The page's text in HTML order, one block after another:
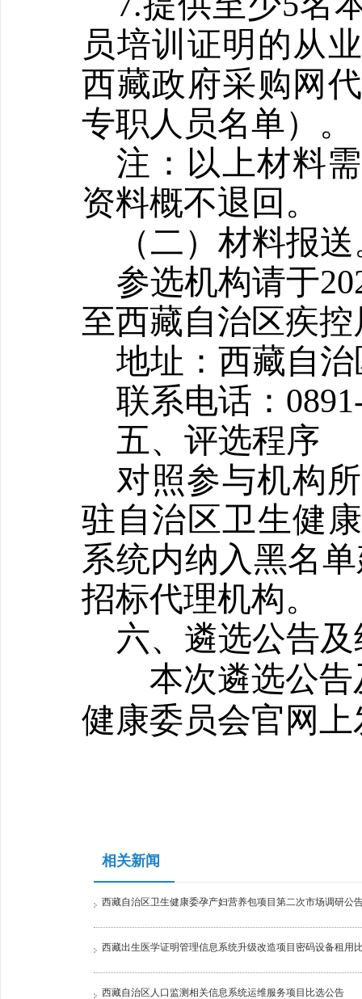
员培训证明的从
西藏政府采购网
专职人员名单）。
注： 以上材料
资料概不退回。
（二）材料报
参选机构请于
至西藏自治区疾控
地址：西藏自
联系电话：
五、评选程序
对照参与机构
驻自治区卫生健
系统内纳入黑名
招标代理机构。
六、 遴选公告
本次遴选公告
健康委员会官网
相关新闻
西藏自治区卫生健康委孕产妇营养包项目第二次市场调研公
西藏出生医学证明管理信息系统升级改造项目密码设备租用
西藏自治区人口监测相关信息系统运维服务项目比选公告